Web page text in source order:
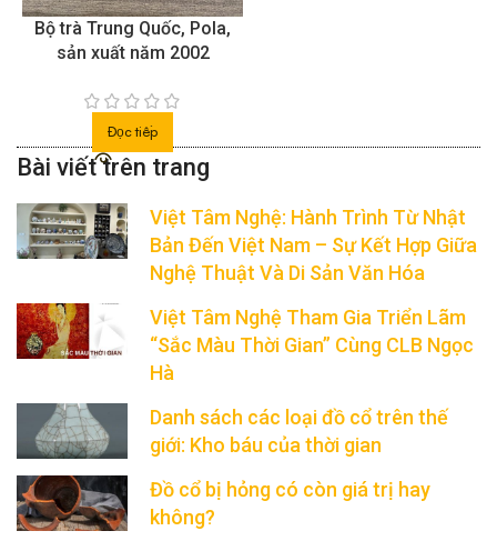
Bộ trà Trung Quốc, Pola,
sản xuất năm 2002
Đọc tiếp
Việt Tâm Nghệ: Hành Trình Từ Nhật
Bản Đến Việt Nam – Sự Kết Hợp Giữa
Nghệ Thuật Và Di Sản Văn Hóa
Việt Tâm Nghệ Tham Gia Triển Lãm
“Sắc Màu Thời Gian” Cùng CLB Ngọc
Hà
Danh sách các loại đồ cổ trên thế
giới: Kho báu của thời gian
Đồ cổ bị hỏng có còn giá trị hay
không?